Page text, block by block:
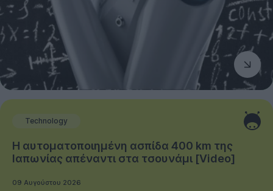
Technology
Η αυτοματοποιημένη ασπίδα 400 km της
Ιαπωνίας απέναντι στα τσουνάμι [Video]
09 Αυγούστου 2026